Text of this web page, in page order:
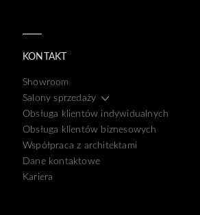
KONTAKT
Showroom
Salony sprzedaży
Obsługa klientów indywidualnych
Obsługa klientów biznesowych
Współpraca z architektami
Dane kontaktowe
Kariera